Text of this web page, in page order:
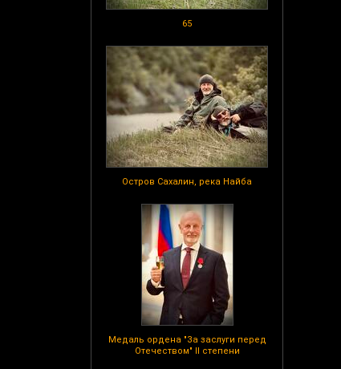
65
Остров Сахалин, река Найба
Медаль ордена "За заслуги перед
Отечеством" II степени